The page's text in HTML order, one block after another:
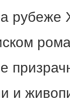
рубеже
и